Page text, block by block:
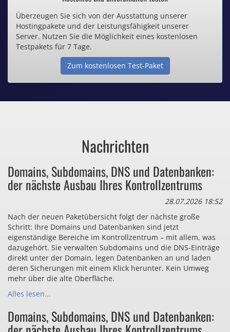
Inklusive .de Domain
Webspace ab 1,25€ / Monat
Günstige SSL-Zertifikate
Bezahlen Sie auch zu viel
für Dinge, die sie gar nicht brauchen?
Überzeugen Sie sich von der Ausstattung unserer
Hostingpakete und der Leistungsfähigkeit unserer
Server. Nutzen Sie die Möglichkeit eines kostenlosen
Testpakets für 7 Tage.
Zum kostenlosen Test-Paket
Nachrichten
Domains, Subdomains, DNS und Datenbanken:
der nächste Ausbau Ihres Kontrollzentrums
28.07.2026 18:52
Nach der neuen Paketübersicht folgt der nächste große
Schritt: Ihre Domains und Datenbanken sind jetzt
eigenständige Bereiche im Kontrollzentrum – mit allem, was
dazugehört. Sie verwalten Subdomains und die DNS-Einträge
direkt unter der Domain, legen Datenbanken an und laden
deren Sicherungen mit einem Klick herunter. Kein Umweg
mehr über die alte Oberfläche.
Alles lesen...
Domains, Subdomains, DNS und Datenbanken: